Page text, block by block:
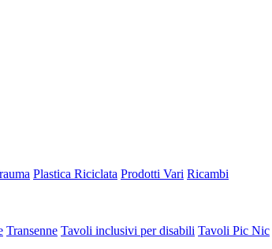
Plastica Riciclata Prodotti Vari Ricambi
Transenne Tavoli inclusivi per disabili Tavoli Pic Nic